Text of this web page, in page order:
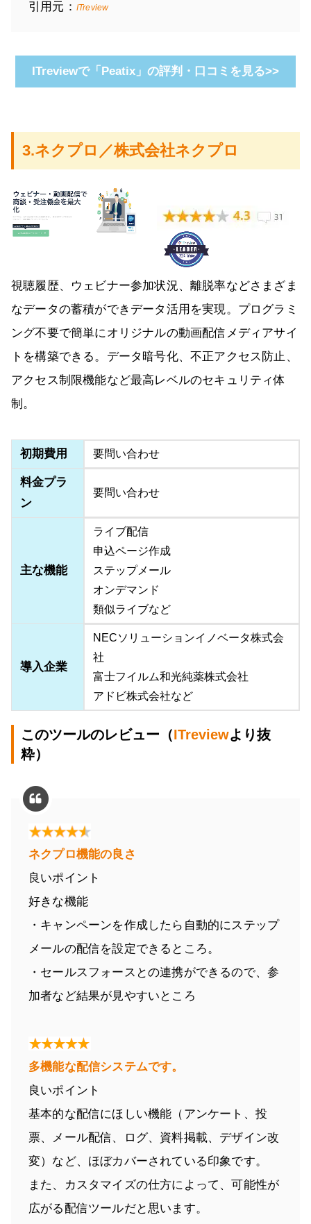
引用元： ITreview
ITreviewで「Peatix」の評判・口コミを見る>>
3.ネクプロ／株式会社ネクプロ
視聴履歴、ウェビナー参加状況、離脱率などさまざま
なデータの蓄積ができデータ活用を実現。プログラミ
ング不要で簡単にオリジナルの動画配信メディアサイ
トを構築できる。データ暗号化、不正アクセス防止、
アクセス制限機能など最高レベルのセキュリティ体
制。
初期費用 要問い合わせ
料金プラ
ン
要問い合わせ
主な機能
ライブ配信
申込ページ作成
ステップメール
オンデマンド
類似ライブなど
導入企業
NECソリューションイノベータ株式会
社
富士フイルム和光純薬株式会社
アドビ株式会社など
このツールのレビュー（ITreviewより抜
粋）
ネクプロ機能の良さ
良いポイント
好きな機能
・キャンペーンを作成したら自動的にステップ
メールの配信を設定できるところ。
・セールスフォースとの連携ができるので、参
加者など結果が見やすいところ
多機能な配信システムです。
良いポイント
基本的な配信にほしい機能（アンケート、投
票、メール配信、ログ、資料掲載、デザイン改
変）など、ほぼカバーされている印象です。
また、カスタマイズの仕方によって、可能性が
広がる配信ツールだと思います。